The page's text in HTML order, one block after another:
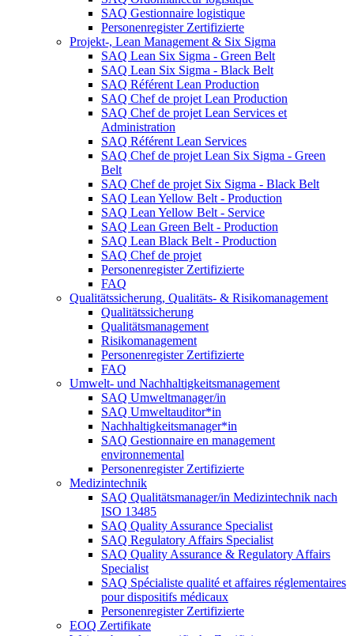
SAQ Gestionnaire logistique
Personenregister Zertifizierte
Projekt-, Lean Management & Six Sigma
SAQ Lean Six Sigma - Green Belt
SAQ Lean Six Sigma - Black Belt
SAQ Référent Lean Production
SAQ Chef de projet Lean Production
SAQ Chef de projet Lean Services et
Administration
SAQ Référent Lean Services
SAQ Chef de projet Lean Six Sigma - Green
Belt
SAQ Chef de projet Six Sigma - Black Belt
SAQ Lean Yellow Belt - Production
SAQ Lean Yellow Belt - Service
SAQ Lean Green Belt - Production
SAQ Lean Black Belt - Production
SAQ Chef de projet
Personenregister Zertifizierte
FAQ
Qualitätssicherung, Qualitäts- & Risikomanagement
Qualitätssicherung
Qualitätsmanagement
Risikomanagement
Personenregister Zertifizierte
FAQ
Umwelt- und Nachhaltigkeitsmanagement
SAQ Umweltmanager/in
SAQ Umweltauditor*in
Nachhaltigkeitsmanager*in
SAQ Gestionnaire en management
environnemental
Personenregister Zertifizierte
Medizintechnik
SAQ Qualitätsmanager/in Medizintechnik nach
ISO 13485
SAQ Quality Assurance Specialist
SAQ Regulatory Affairs Specialist
SAQ Quality Assurance & Regulatory Affairs
Specialist
SAQ Spécialiste qualité et affaires réglementaires
pour dispositifs médicaux
Personenregister Zertifizierte
EOQ Zertifikate